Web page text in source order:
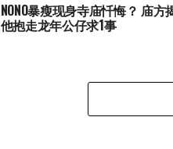
NONO暴瘦现身寺庙忏悔？ 庙方
他抱走龙年公仔求1事